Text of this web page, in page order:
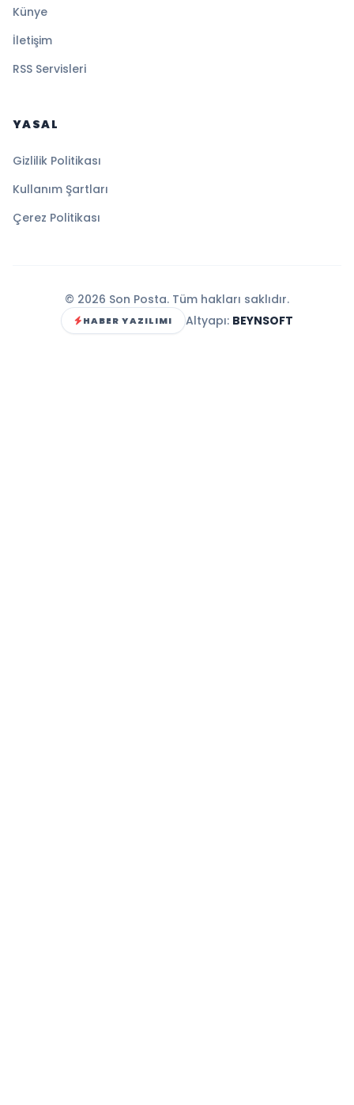
Künye
İletişim
RSS Servisleri
YASAL
Gizlilik Politikası
Kullanım Şartları
Çerez Politikası
© 2026 Son Posta. Tüm hakları saklıdır.
HABER YAZILIMI Altyapı: BEYNSOFT